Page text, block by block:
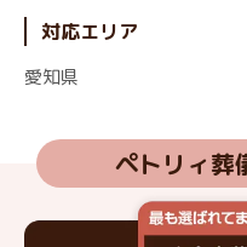
対応エリア
愛知県
ペトリィ葬